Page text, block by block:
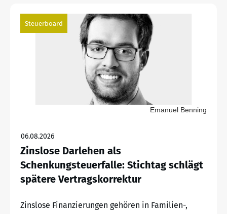
Steuerboard
Emanuel Benning
06.08.2026
Zinslose Darlehen als
Schenkungsteuerfalle: Stichtag schlägt
spätere Vertragskorrektur
Zinslose Finanzierungen gehören in Familien-,